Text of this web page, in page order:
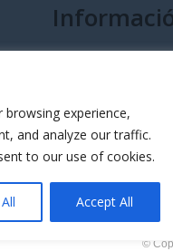
experience,
and analyze our traffic.
to our use of cookies.
Accept All
©